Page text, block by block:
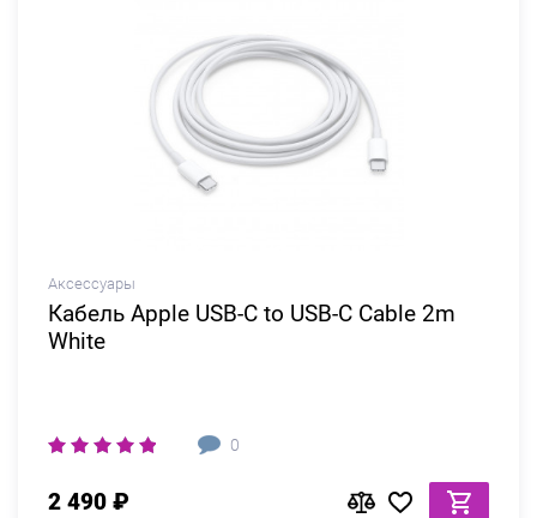
Аксессуары
Кабель Apple USB-C to USB-C Cable 2m
White
0
2 490 ₽